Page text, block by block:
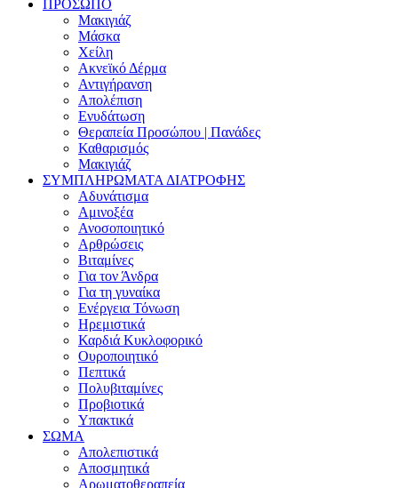
ΠΡΟΣΩΠΟ
Μακιγιάζ
Μάσκα
Χείλη
Ακνεϊκό Δέρμα
Αντιγήρανση
Απολέπιση
Ενυδάτωση
Θεραπεία Προσώπου | Πανάδες
Καθαρισμός
Μακιγιάζ
ΣΥΜΠΛΗΡΩΜΑΤΑ ΔΙΑΤΡΟΦΗΣ
Αδυνάτισμα
Αμινοξέα
Ανοσοποιητικό
Αρθρώσεις
Βιταμίνες
Για τον Άνδρα
Για τη γυναίκα
Ενέργεια Τόνωση
Ηρεμιστικά
Καρδιά Κυκλοφορικό
Ουροποιητικό
Πεπτικά
Πολυβιταμίνες
Προβιοτικά
Υπακτικά
ΣΩΜΑ
Απολεπιστικά
Αποσμητικά
Αρωματοθεραπεία